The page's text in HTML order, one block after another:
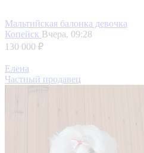
Мальтийская балонка девочка
Копейск Вчера, 09:28
130 000 ₽
Елена
Частный продавец